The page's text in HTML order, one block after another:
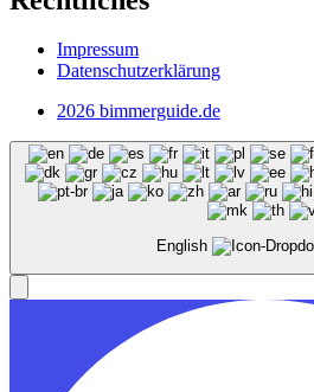
Impressum
Datenschutzerklärung
2026 bimmerguide.de
English